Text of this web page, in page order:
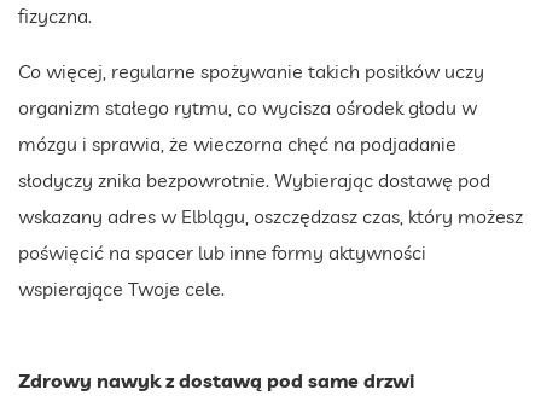
fizyczna.
Co więcej, regularne spożywanie takich posiłków uczy
organizm stałego rytmu, co wycisza ośrodek głodu w
mózgu i sprawia, że wieczorna chęć na podjadanie
słodyczy znika bezpowrotnie. Wybierając dostawę pod
wskazany adres w Elblągu, oszczędzasz czas, który możesz
poświęcić na spacer lub inne formy aktywności
wspierające Twoje cele.
Zdrowy nawyk z dostawą pod same drzwi